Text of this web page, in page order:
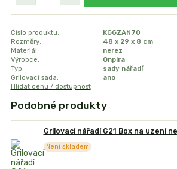
Číslo produktu:
KGGZAN70
Rozměry:
48 x 29 x 8 cm
Materiál:
nerez
Výrobce:
Onpira
Typ:
sady nářadí
Grilovací sada:
ano
Hlídat cenu / dostupnost
Podobné produkty
Grilovací nářadí G21 Box na uzení
Není skladem